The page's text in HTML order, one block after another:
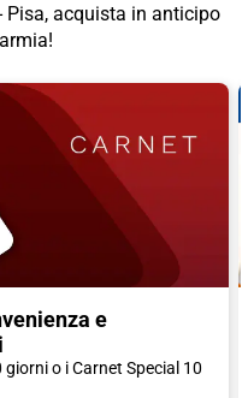
Pisa, acquista in anticipo
e
o i Carnet Special 10